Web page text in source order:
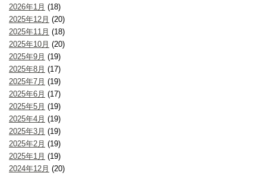
2026年1月 (18)
2025年12月 (20)
2025年11月 (18)
2025年10月 (20)
2025年9月 (19)
2025年8月 (17)
2025年7月 (19)
2025年6月 (17)
2025年5月 (19)
2025年4月 (19)
2025年3月 (19)
2025年2月 (19)
2025年1月 (19)
2024年12月 (20)